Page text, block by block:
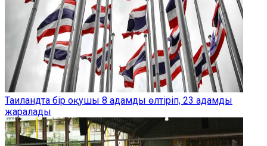
Таиландта бір оқушы 8 адамды өлтіріп, 23 адамды
жаралады